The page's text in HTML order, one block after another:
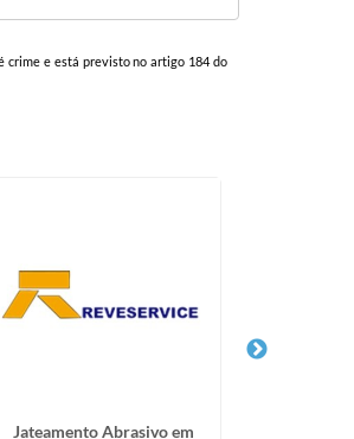
crime e está previsto no artigo 184 do
Jateamento Abrasivo em